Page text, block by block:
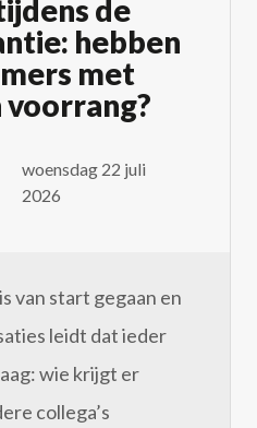
de
hebben
met
woensdag 22 juli
2026
van start gegaan en
leidt dat ieder
wie krijgt er
collega’s